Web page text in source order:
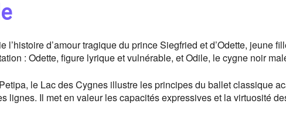
l’histoire d’amour tragique du prince Siegfried et d’Odette, jeune
: Odette, figure lyrique et vulnérable, et Odile, le cygne noir
le Lac des Cygnes illustre les principes du ballet classique
lignes. Il met en valeur les capacités expressives et la virtuosité